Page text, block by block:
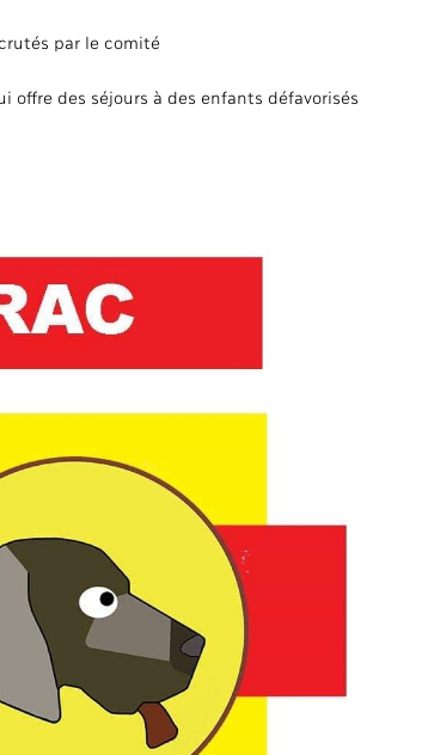
par le comité
offre des séjours à des enfants défavorisés